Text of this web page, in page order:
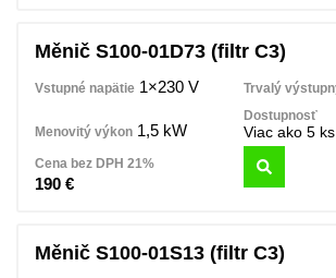
Měnič S100-01D73 (filtr C3)
1×230 V
1,5 kW Viac ako 5 ks
190 €
Měnič S100-01S13 (filtr C3)